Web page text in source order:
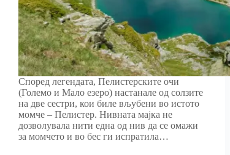
Според легендата, Пелистерските очи
(Големо и Мало езеро) настанале од солзите
на две сестри, кои биле вљубени во истото
момче – Пелистер. Нивната мајка не
дозволувала нити една од нив да се омажи
за момчето и во бес ги испратила…